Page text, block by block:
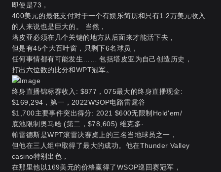
即使是73，
400美元的最低支付对于一个有娱乐简历和只有1.2万美元收入
的人来说也是巨大的。 当然，
塔皮亚必须在几个关键的地方从后面来才能活下去，
但是有45个大百叶窗，只剩下6名球员，
任何事情都有可能发生…… 包括塔皮亚为自己创造历史，
打出六位数的比分和WPT冠军。
终身直播锦标赛收入: $877，075最大的终身直播现金:
$169,294，第一，2022WSOP电路雷霆谷
$1,700主要事件突出得分: 2021 $600无限制Hold'em/
底池限制奥马哈 (第二，$78,605) 维克多·
帕雷德斯是WPT滚雷决赛桌上的三名当地球员之一，
但他在三人组中取得了最大的成功。他在Thunder Valley
casino特别出色，
在那里他以169美元的价格赢得了WSOP巡回赛冠军，